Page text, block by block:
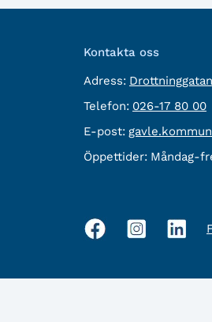
Kontakta oss
Adress: besöksadress:
Telefon: Telefon:
026-17 80 00
E-post: E-
post:
Öppettider: Måndag-
Sociala